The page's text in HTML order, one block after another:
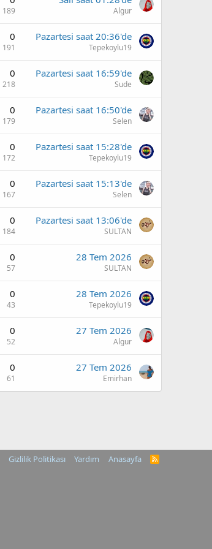
189 Algur
0
191
Pazartesi saat 20:36'de
Tepekoylu19
0
218
Pazartesi saat 16:59'de
Sude
0
179
Pazartesi saat 16:50'de
Selen
0
172
Pazartesi saat 15:28'de
Tepekoylu19
0
167
Pazartesi saat 15:13'de
Selen
0
184
Pazartesi saat 13:06'de
SULTAN
0
57
28 Tem 2026
SULTAN
0
43
28 Tem 2026
Tepekoylu19
0
52
27 Tem 2026
Algur
0
61
27 Tem 2026
Emirhan
Gizlilik Politikası Yardım Anasayfa
R